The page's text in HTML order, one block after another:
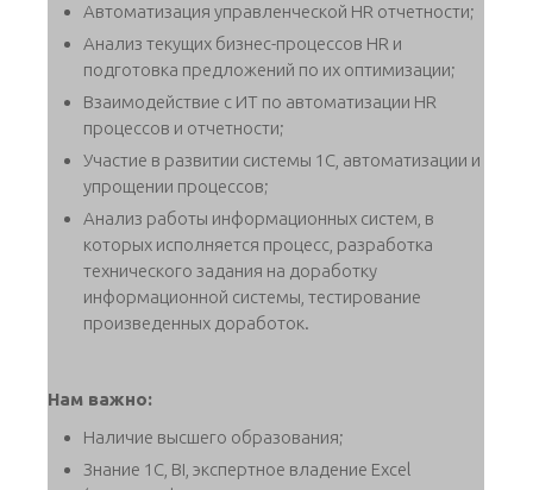
Автоматизация управленческой HR отчетности;
Анализ текущих бизнес-процессов HR и
подготовка предложений по их оптимизации;
Взаимодействие с ИТ по автоматизации HR
процессов и отчетности;
Участие в развитии системы 1С, автоматизации и
упрощении процессов;
Анализ работы информационных систем, в
которых исполняется процесс, разработка
технического задания на доработку
информационной системы, тестирование
произведенных доработок.
Нам важно:
Наличие высшего образования;
Знание 1С, BI, экспертное владение Excel